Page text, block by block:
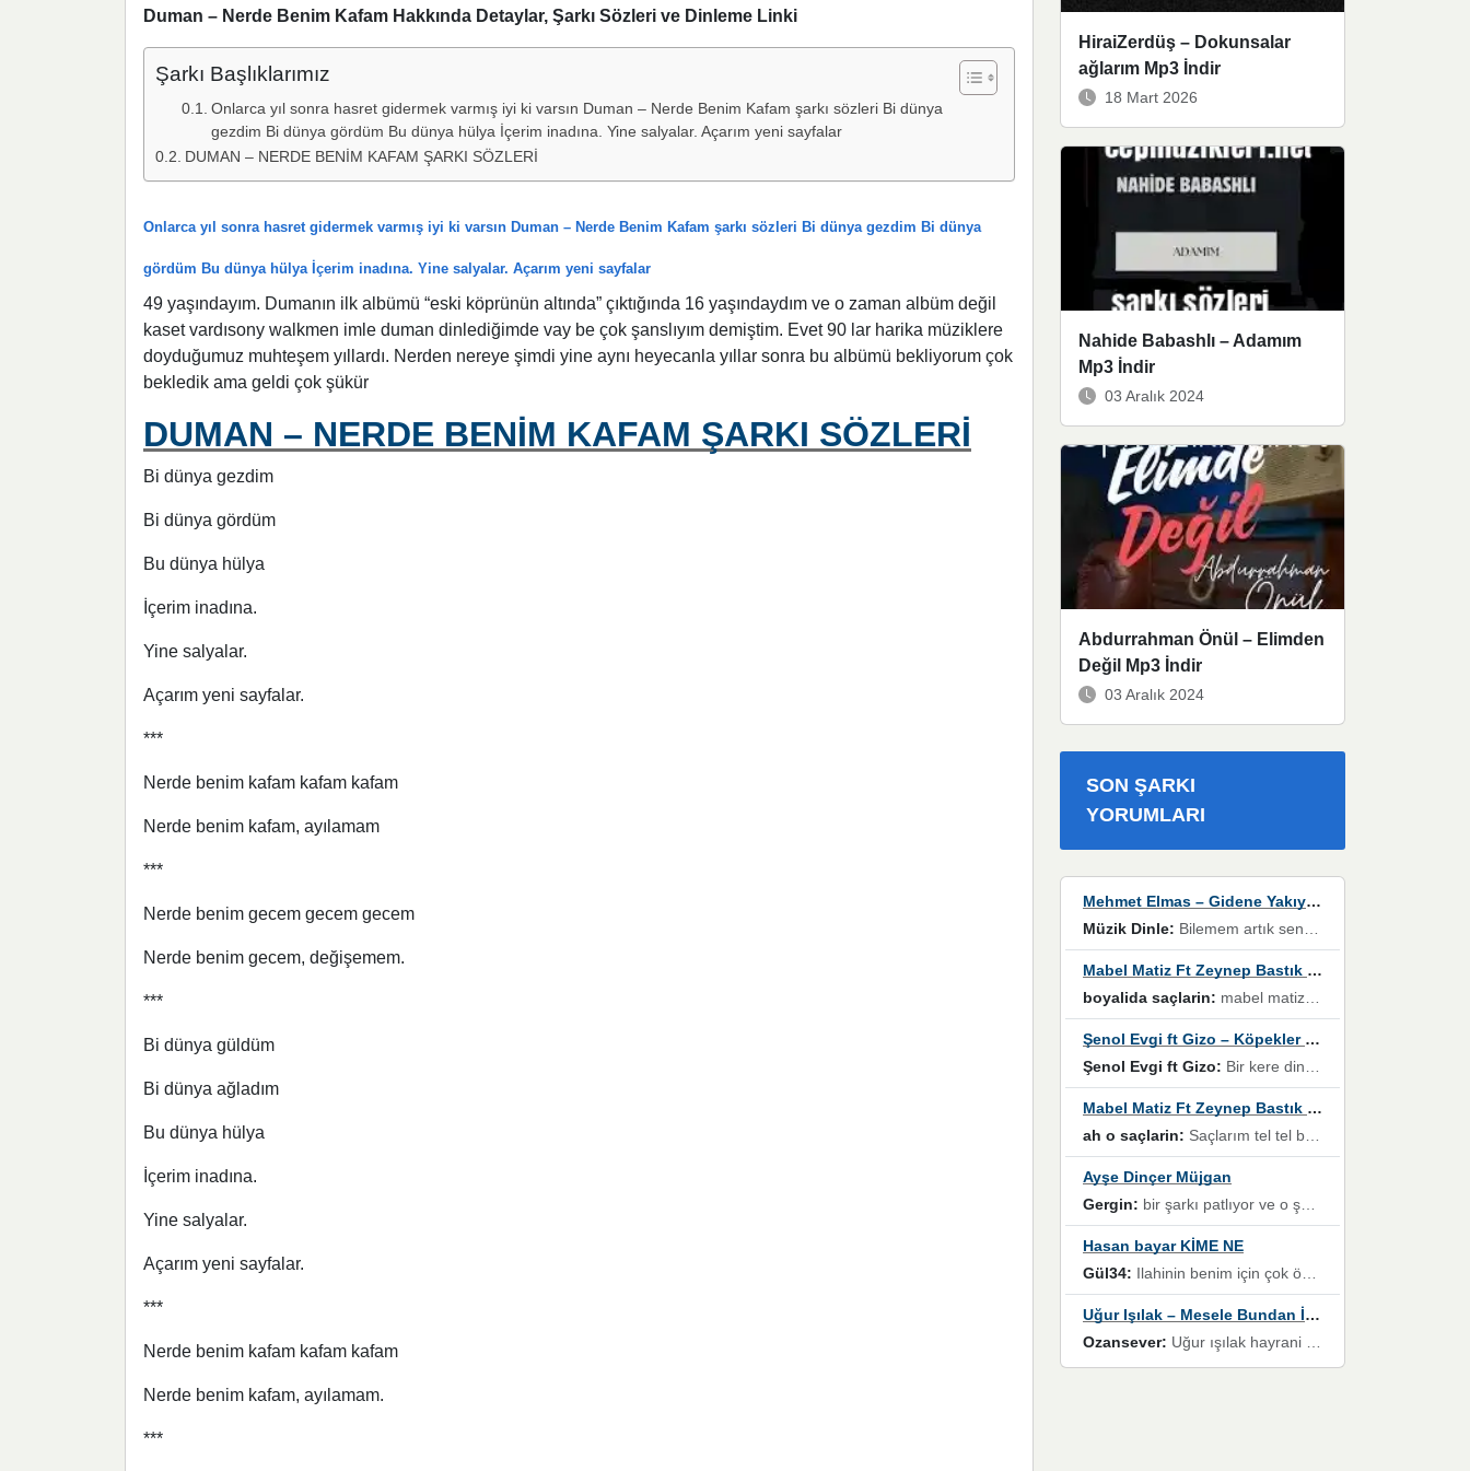
Duman – Nerde Benim Kafam Hakkında Detaylar, Şarkı Sözleri ve Dinleme Linki
Şarkı Başlıklarımız
Onlarca yıl sonra hasret gidermek varmış iyi ki varsın Duman – Nerde Benim Kafam şarkı sözleri Bi dünya
gezdim Bi dünya gördüm Bu dünya hülya İçerim inadına. Yine salyalar. Açarım yeni sayfalar
DUMAN – NERDE BENİM KAFAM ŞARKI SÖZLERİ
Onlarca yıl sonra hasret gidermek varmış iyi ki varsın Duman – Nerde Benim Kafam şarkı sözleri Bi dünya gezdim Bi dünya
gördüm Bu dünya hülya İçerim inadına. Yine salyalar. Açarım yeni sayfalar
49 yaşındayım. Dumanın ilk albümü “eski köprünün altında” çıktığında 16 yaşındaydım ve o zaman albüm değil
kaset vardısony walkmen imle duman dinlediğimde vay be çok şanslıyım demiştim. Evet 90 lar harika müziklere
doyduğumuz muhteşem yıllardı. Nerden nereye şimdi yine aynı heyecanla yıllar sonra bu albümü bekliyorum çok
bekledik ama geldi çok şükür
DUMAN – NERDE BENİM KAFAM ŞARKI SÖZLERİ
Bi dünya gezdim
Bi dünya gördüm
Bu dünya hülya
İçerim inadına.
Yine salyalar.
Açarım yeni sayfalar.
***
Nerde benim kafam kafam kafam
Nerde benim kafam, ayılamam
***
Nerde benim gecem gecem gecem
Nerde benim gecem, değişemem.
***
Bi dünya güldüm
Bi dünya ağladım
Bu dünya hülya
İçerim inadına.
Yine salyalar.
Açarım yeni sayfalar.
***
Nerde benim kafam kafam kafam
Nerde benim kafam, ayılamam.
***
HiraiZerdüş – Dokunsalar
ağlarım Mp3 İndir
18 Mart 2026
Nahide Babashlı – Adamım
Mp3 İndir
03 Aralık 2024
Abdurrahman Önül – Elimden
Değil Mp3 İndir
03 Aralık 2024
SON ŞARKI
YORUMLARI
Mehmet Elmas – Gidene Yakıyorum
Müzik Dinle: Bilemem artık senden bir şans daha / Düştüğün zaman ben olmayacağım yanında” dizeleri, artık geçmişin tekrarına izin verilmeyeceğini, kişisel sınırların çizildiğini gösteriyor.
Mabel Matiz Ft Zeynep Bastık – Saçların
boyalida saçlarin: mabel matiz'in maya albümünde yer alan güzellerden. parça da şarkı hani! müzikal altyapısına vurulduğum, sözlerinde kaybolduğum bir parça olmuş.
Şenol Evgi ft Gizo – Köpekler Tanımadıklarına havlar
Şenol Evgi ft Gizo: Bir kere dinlememe rağmen kulaklardan gitmiyor sen sen sen sen kurban ol sen sen sen sen hayran ol yükses ses müzik dinleme sebebisiniz canlar bomba gibi patladınız maşallah
Mabel Matiz Ft Zeynep Bastık – Saçların
ah o saçlarin: Saçlarım tel tel beyazlıyor beyazlagına degil yanımda sen yoksun ona üzülüyorum günler bir bir geçiyor geçen günlere değil sensiz geçen günlere darılıyorum,Dinledikce asla kavusamayacagim ama asla unutamicagim sevdiğim adam için yanar içim
Ayşe Dinçer Müjgan
Gergin: bir şarkı patlıyor ve o şarkıyı millet her paylaşımın altına koyuyor ve öyle bir durum hal alıyor ki şarkıyı dinlemeden şarkıdan bikıyorsun Ama bu enteresan bir şekilde dillere dolanıyor millet olarak seviyoruz dertlerle boğuşurken bir yandan da göbek atmayi))) diyeceklerim bu kadar güzel hoş bir sayfa emeğinize sağlık arkadaşlar kolay gelsin
Hasan bayar KİME NE
Gül34: Ilahinin benim için çok özel bir yeri var İlk çıktığında komşum ne kadar yüksek sesle dinliyorsa orada duymuştum ve YouTube'dan aratıp Bu ilahiyi bulmuştum ve sonra müdavimi oldum günlük Ben de 3-5 kere dinleyip ezberleyip artık ilahiye bende eşlik ediyorum yüksek sesle Allah razı olsun hizmet nimettir Rabbim sizin zahmetlerinize de hayırlı nimetler versin Selam ve dua ile Allah'a emanet olun
Uğur Işılak – Mesele Bundan İbaret
Ozansever: Uğur ışılak hayrani olarak eski yeni tüm eserlerini keyifle huzurla dinleyenlerden birisiyim, emeğine saygı duyan gönül veren bunu en güzel şekilde sevenlerine ulaştıran siz değerli sayfa yöneticilerine de teşekkür ederim